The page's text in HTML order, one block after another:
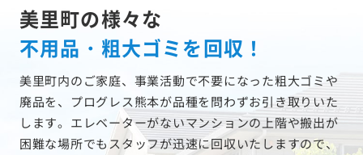
美里町の様々な
不用品・粗大ゴミを回収！
美里町内のご家庭、事業活動で不要になった粗大ゴミや
廃品を、プログレス熊本が品種を問わずお引き取りいた
します。エレベーターがないマンションの上階や搬出が
困難な場所でもスタッフが迅速に回収いたしますので、